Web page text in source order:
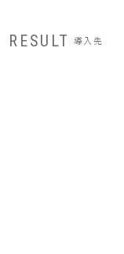
RESULT 導入先